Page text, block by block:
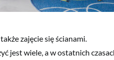
zajęcie się ścianami.
jest wiele, a w ostatnich